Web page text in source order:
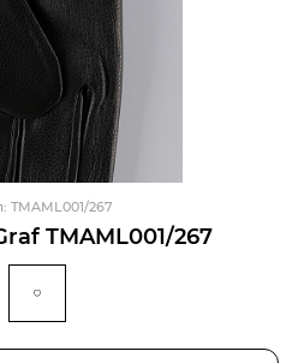
TMAML001/267
TMAML001/267